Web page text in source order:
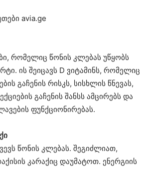
რომელიც წონის კლებას უწყობს
ის შეიცავს D ვიტამინს, რომელიც
გაჩენის რისკს, სისხლის წნევას,
გაჩენის შანსს ამცირებს და
ფუნქციონირებას.
წონის კლებას. შეგიძლიათ,
კარაქიც დაუმატოთ. ენერგიის